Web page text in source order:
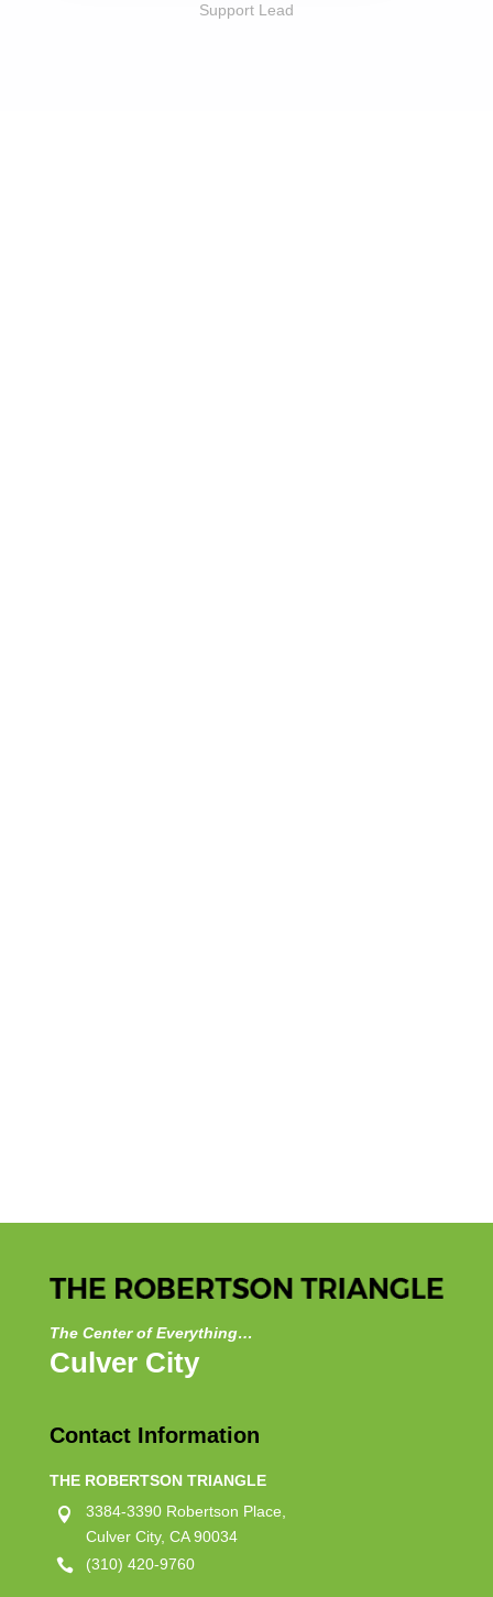
Support Lead
The Center of Everything…
Culver City
Contact Information
THE ROBERTSON TRIANGLE

3384-3390 Robertson Place,
Culver City, CA 90034

(310) 420-9760